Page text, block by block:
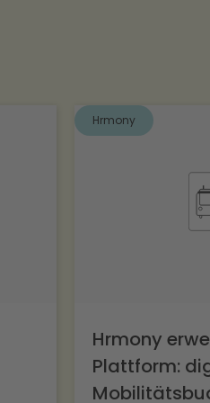
Hrmony
Hrmony
Plattform: